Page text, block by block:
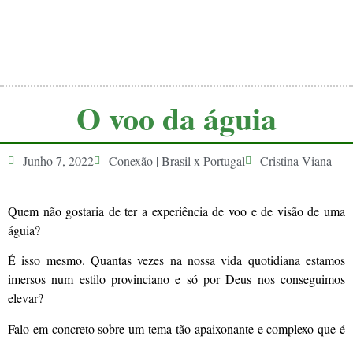
O voo da águia
Junho 7, 2022 Conexão | Brasil x Portugal Cristina Viana
Quem não gostaria de ter a experiência de voo e de visão de uma
águia?
É isso mesmo. Quantas vezes na nossa vida quotidiana estamos
imersos num estilo provinciano e só por Deus nos conseguimos
elevar?
Falo em concreto sobre um tema tão apaixonante e complexo que é